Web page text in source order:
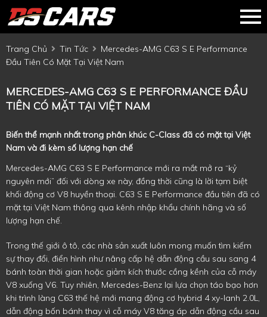
Trang Chủ Tin Tức
Mercedes-AMG C63 S E Performance
Đầu Tiên Có Mặt Tại Việt Nam
MERCEDES-AMG C63 S E PERFORMANCE ĐẦU
TIÊN CÓ MẶT TẠI VIỆT NAM
Biến thể mạnh nhất trong phân khúc C-Class đã có mặt tại Việt
Nam và đi kèm số lượng hạn chế
Mercedes-AMG C63 S E Performance mới ra mắt mở ra “kỷ
nguyên mới” đối với dòng xe này, đồng thời cũng là lời tạm biệt
khối động cơ V8 huyền thoại. C63 S E Performance đầu tiên đã có
mặt tại Việt Nam thông qua kênh nhập khẩu chính hãng và số
lượng hạn chế.
Trong thế giới ô tô, các nhà sản xuất luôn mong muốn tìm kiếm
sự thay đổi, điển hình như nâng cấp hệ dẫn động cầu sau sang 4
bánh toàn thời gian hoặc giảm kích thước cồng kềnh của cỗ máy
V8 xuống V6. Tuy nhiên, Mercedes-Benz lại lựa chọn táo bạo hơn
khi trình làng C63 thế hệ mới mang động cơ hybrid 4 xy-lanh 2.0L,
dẫn động bốn bánh thay vì cỗ máy V8 tăng áp dẫn động cầu sau